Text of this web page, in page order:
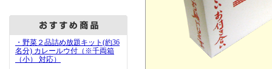
・野菜２品詰め放題キット(約36
名分) カレールウ付（※千両箱
（小） 対応）